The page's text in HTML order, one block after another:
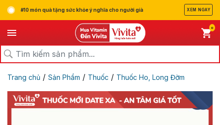
#10 món quà tặng sức khỏe ý nghĩa cho người già XEM NGAY
0
Trang chủ / Sản Phẩm / Thuốc / Thuốc Ho, Long Đờm